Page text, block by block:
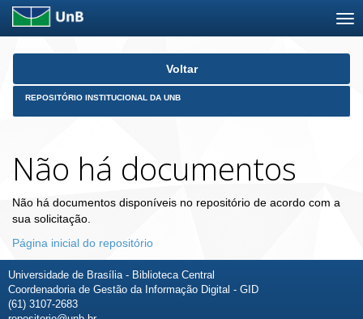
Skip
Voltar
REPOSITÓRIO INSTITUCIONAL DA UNB
Não há documentos
Não há documentos disponíveis no repositório de acordo com a
sua solicitação.
Página inicial do repositório
Universidade de Brasília - Biblioteca Central
Coordenadoria de Gestão da Informação Digital - GID
(61) 3107-2683